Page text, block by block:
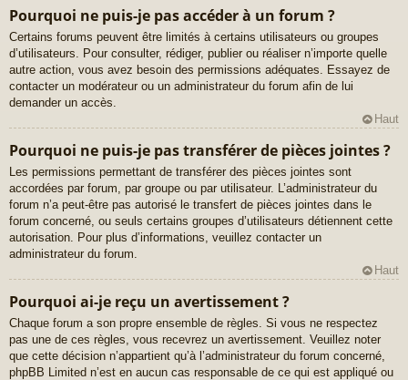
Pourquoi ne puis-je pas accéder à un forum ?
Certains forums peuvent être limités à certains utilisateurs ou groupes
d’utilisateurs. Pour consulter, rédiger, publier ou réaliser n’importe quelle
autre action, vous avez besoin des permissions adéquates. Essayez de
contacter un modérateur ou un administrateur du forum afin de lui
demander un accès.
Haut
Pourquoi ne puis-je pas transférer de pièces jointes ?
Les permissions permettant de transférer des pièces jointes sont
accordées par forum, par groupe ou par utilisateur. L’administrateur du
forum n’a peut-être pas autorisé le transfert de pièces jointes dans le
forum concerné, ou seuls certains groupes d’utilisateurs détiennent cette
autorisation. Pour plus d’informations, veuillez contacter un
administrateur du forum.
Haut
Pourquoi ai-je reçu un avertissement ?
Chaque forum a son propre ensemble de règles. Si vous ne respectez
pas une de ces règles, vous recevrez un avertissement. Veuillez noter
que cette décision n’appartient qu’à l’administrateur du forum concerné,
phpBB Limited n’est en aucun cas responsable de ce qui est appliqué ou